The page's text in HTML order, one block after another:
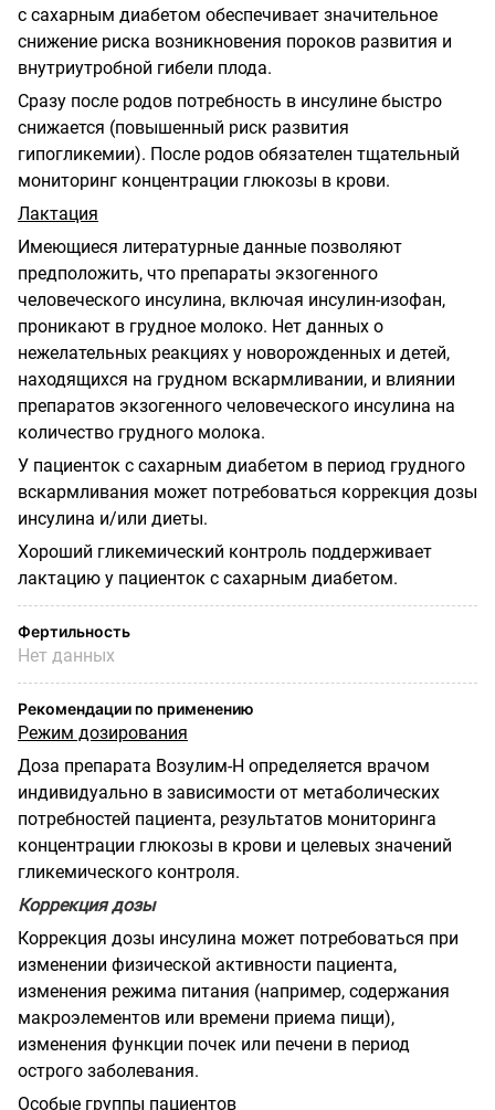
с сахарным диабетом обеспечивает значительное
снижение риска возникновения пороков развития и
внутриутробной гибели плода.
Сразу после родов потребность в инсулине быстро
снижается (повышенный риск развития
гипогликемии). После родов обязателен тщательный
мониторинг концентрации глюкозы в крови.
Лактация
Имеющиеся литературные данные позволяют
предположить, что препараты экзогенного
человеческого инсулина, включая инсулин-изофан,
проникают в грудное молоко. Нет данных о
нежелательных реакциях у новорожденных и детей,
находящихся на грудном вскармливании, и влиянии
препаратов экзогенного человеческого инсулина на
количество грудного молока.
У пациенток с сахарным диабетом в период грудного
вскармливания может потребоваться коррекция дозы
инсулина и/или диеты.
Хороший гликемический контроль поддерживает
лактацию у пациенток с сахарным диабетом.
Фертильность
Нет данных
Рекомендации по применению
Режим дозирования
Доза препарата Возулим-Н определяется врачом
индивидуально в зависимости от метаболических
потребностей пациента, результатов мониторинга
концентрации глюкозы в крови и целевых значений
гликемического контроля.
Коррекция дозы
Коррекция дозы инсулина может потребоваться при
изменении физической активности пациента,
изменения режима питания (например, содержания
макроэлементов или времени приема пищи),
изменения функции почек или печени в период
острого заболевания.
Особые группы пациентов